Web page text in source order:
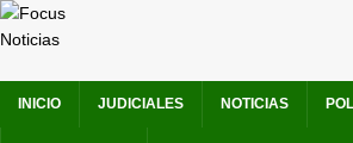
INICIO JUDICIALES NOTICIAS